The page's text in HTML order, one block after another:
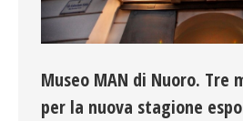
Museo MAN di Nuoro. Tre
per la nuova stagione